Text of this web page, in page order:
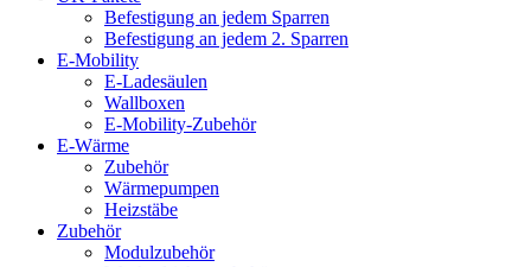
Befestigung an jedem Sparren
Befestigung an jedem 2. Sparren
E-Mobility
E-Ladesäulen
Wallboxen
E-Mobility-Zubehör
E-Wärme
Zubehör
Wärmepumpen
Heizstäbe
Zubehör
Modulzubehör